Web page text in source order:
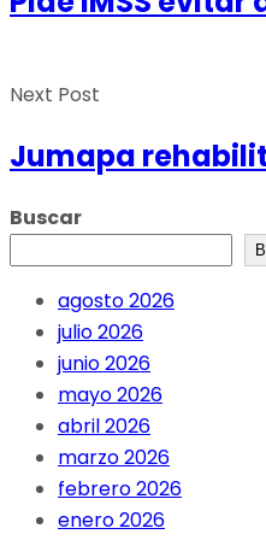
Next Post
Jumapa
Buscar
agosto 2026
julio 2026
junio 2026
mayo 2026
abril 2026
marzo 2026
febrero 2026
enero 2026